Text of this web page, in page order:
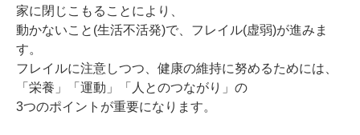
家に閉じこもることにより、
動かないこと(生活不活発)で、フレイル(虚弱)が進みま
す。
フレイルに注意しつつ、健康の維持に努めるためには、
「栄養」「運動」「人とのつながり」の
3つのポイントが重要になります。